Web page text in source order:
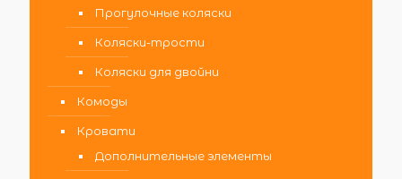
Прогулочные коляски
Коляски-трости
Коляски для двойни
Комоды
Кровати
Дополнительные элементы